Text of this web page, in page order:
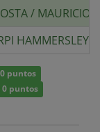
/ MAURICIO
HAMMERSLEY
puntos
0 puntos